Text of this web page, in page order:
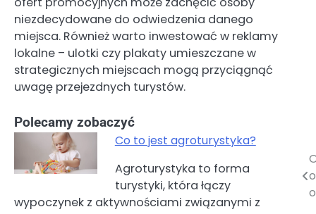
niezdecydowane do odwiedzenia danego
miejsca. Również warto inwestować w reklamy
lokalne – ulotki czy plakaty umieszczane w
strategicznych miejscach mogą przyciągnąć
uwagę przejezdnych turystów.
Polecamy zobaczyć
Co to jest agroturystyka?
Agroturystyka to forma
turystyki, która łączy
wypoczynek z aktywnościami związanymi z
Nawigacja